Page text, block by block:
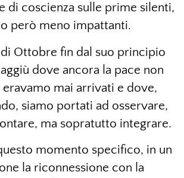
di coscienza sulle prime silenti,
però meno impattanti.
Ottobre fin dal suo principio
dove ancora la pace non
eravamo mai arrivati e dove,
siamo portati ad osservare,
ma sopratutto integrare.
momento specifico, in un
la riconnessione con la